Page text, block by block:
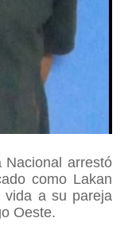
Nacional arrestó
como Lakan
vida a su pareja
Oeste.